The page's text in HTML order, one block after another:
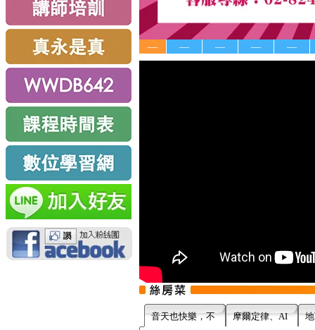
— — — — —
音天也快樂，不 摩爾定律、AI